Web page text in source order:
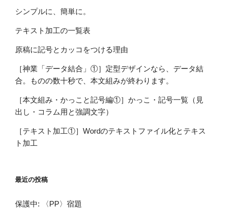
シンプルに、簡単に。
テキスト加工の一覧表
原稿に記号とカッコをつける理由
［神業「データ結合」①］定型デザインなら、データ結
合。ものの数十秒で、本文組みが終わります。
［本文組み・かっこと記号編①］かっこ・記号一覧（見
出し・コラム用と強調文字）
［テキスト加工①］Wordのテキストファイル化とテキス
ト加工
最近の投稿
保護中: 〈PP〉宿題